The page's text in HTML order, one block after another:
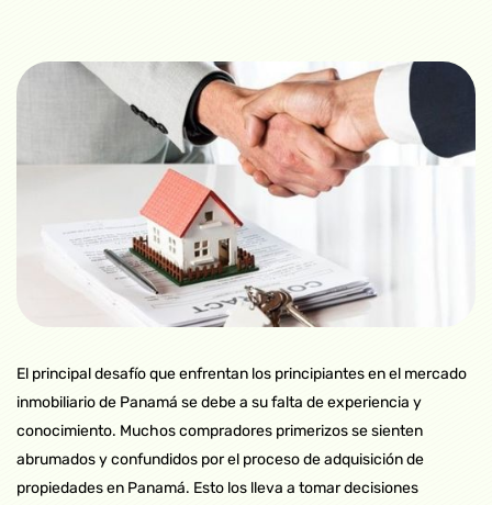
El principal desafío que enfrentan los principiantes en el mercado
inmobiliario de Panamá se debe a su falta de experiencia y
conocimiento. Muchos compradores primerizos se sienten
abrumados y confundidos por el proceso de adquisición de
propiedades en Panamá. Esto los lleva a tomar decisiones